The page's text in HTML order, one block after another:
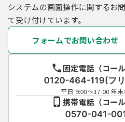
システムの画面操作に関するお
て受け付けています。
フォームでお問い合わせ
固定電話（コー
0120-464-119(フ
平日 9:00～17:00 年末
携帯電話（コー
0570-041-